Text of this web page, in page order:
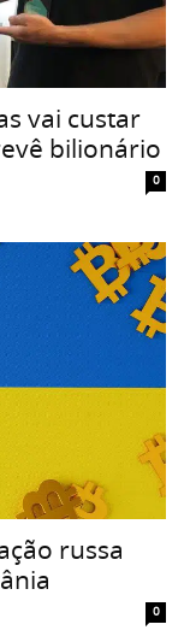
vai custar
bilionário
0
russa
0